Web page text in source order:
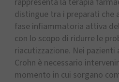
distingue tra i preparati che
fase infiammatoria attiva
con lo scopo di ridurre le
riacutizzazione. Nei
Crohn è necessario
momento in cui sorgano